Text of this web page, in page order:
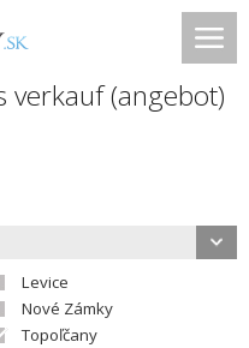
verkauf (angebot)
Levice
Nové Zámky
Topoľčany